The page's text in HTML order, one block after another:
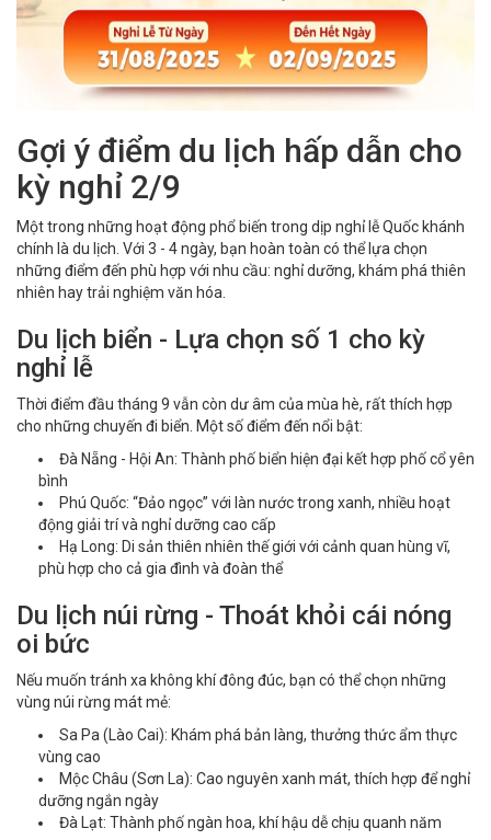
Gợi ý điểm du lịch hấp dẫn cho
kỳ nghỉ 2/9
Một trong những hoạt động phổ biến trong dịp nghỉ lễ Quốc khánh
chính là du lịch. Với 3 - 4 ngày, bạn hoàn toàn có thể lựa chọn
những điểm đến phù hợp với nhu cầu: nghỉ dưỡng, khám phá thiên
nhiên hay trải nghiệm văn hóa.
Du lịch biển - Lựa chọn số 1 cho kỳ
nghỉ lễ
Thời điểm đầu tháng 9 vẫn còn dư âm của mùa hè, rất thích hợp
cho những chuyến đi biển. Một số điểm đến nổi bật:
Đà Nẵng - Hội An: Thành phố biển hiện đại kết hợp phố cổ yên
bình
Phú Quốc: “Đảo ngọc” với làn nước trong xanh, nhiều hoạt
động giải trí và nghỉ dưỡng cao cấp
Hạ Long: Di sản thiên nhiên thế giới với cảnh quan hùng vĩ,
phù hợp cho cả gia đình và đoàn thể
Du lịch núi rừng - Thoát khỏi cái nóng
oi bức
Nếu muốn tránh xa không khí đông đúc, bạn có thể chọn những
vùng núi rừng mát mẻ:
Sa Pa (Lào Cai): Khám phá bản làng, thưởng thức ẩm thực
vùng cao
Mộc Châu (Sơn La): Cao nguyên xanh mát, thích hợp để nghỉ
dưỡng ngắn ngày
Đà Lạt: Thành phố ngàn hoa, khí hậu dễ chịu quanh năm